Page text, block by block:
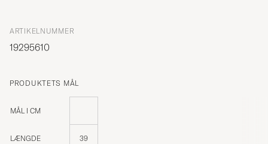
ARTIKELNUMMER
19295610
PRODUKTETS MÅL
MÅL I CM
LÆNGDE 39